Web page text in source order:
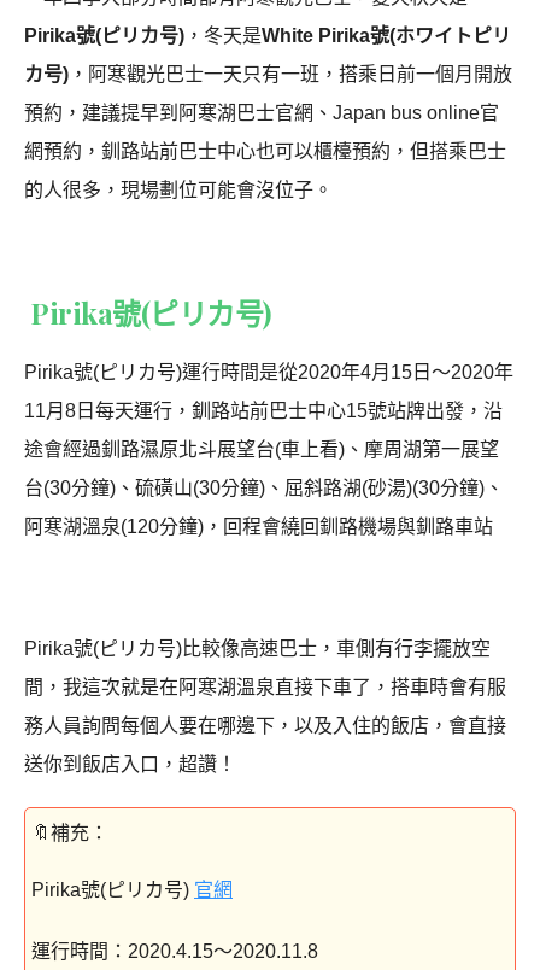
Pirika號(ピリカ号) ，冬天是White Pirika號(ホワイトピリ
カ号) ，阿寒觀光巴士一天只有一班，搭乘日前一個月開放
預約，建議提早到阿寒湖巴士官網、Japan bus online官
網預約，釧路站前巴士中心也可以櫃檯預約，但搭乘巴士
的人很多，現場劃位可能會沒位子。
Pirika號(ピリカ号)
Pirika號(ピリカ号)運行時間是從2020年4月15日～2020年
11月8日每天運行，釧路站前巴士中心15號站牌出發，沿
途會經過釧路濕原北斗展望台(車上看)、摩周湖第一展望
台(30分鐘)、硫磺山(30分鐘)、屈斜路湖(砂湯)(30分鐘)、
阿寒湖溫泉(120分鐘)，回程會繞回釧路機場與釧路車站
Pirika號(ピリカ号)比較像高速巴士，車側有行李擺放空
間，我這次就是在阿寒湖溫泉直接下車了，搭車時會有服
務人員詢問每個人要在哪邊下，以及入住的飯店，會直接
送你到飯店入口，超讚！
Pirika號(ピリカ号) 官網
運行時間：2020.4.15～2020.11.8